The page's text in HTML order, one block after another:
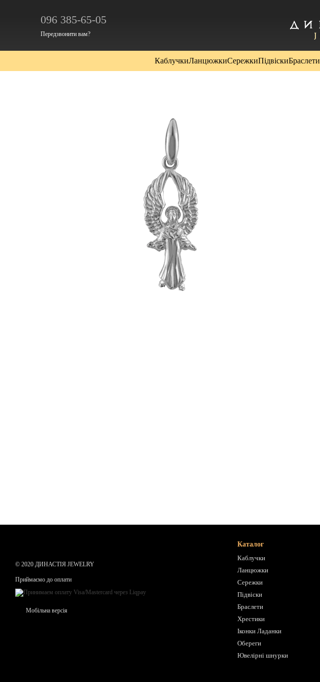
096 385-65-05
Передзвонити вам?
КаблучкиЛанцюжкиСережкиПідвіскиБраслети
© 2020 ДИНАСТІЯ JEWELRY
Приймаємо до оплати
Мобільна версія
Каталог
Каблучки
Ланцюжки
Сережки
Підвіски
Браслети
Хрестики
Іконки Ладанки
Обереги
Ювелірні шнурки